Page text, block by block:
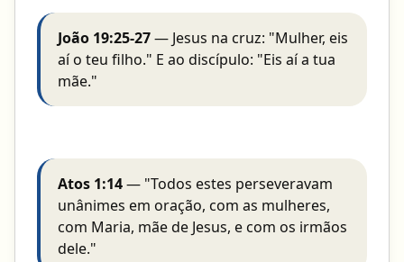
João 19:25-27— Jesus na cruz: "Mulher, eis
aí o teu filho." E ao discípulo: "Eis aí a tua
mãe."
Atos 1:14— "Todos estes perseveravam
unânimes em oração, com as mulheres,
com Maria, mãe de Jesus, e com os irmãos
dele."